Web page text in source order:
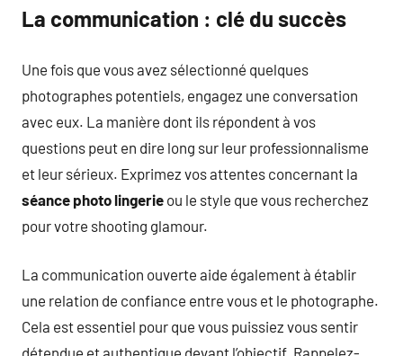
La communication : clé du succès
Une fois que vous avez sélectionné quelques
photographes potentiels, engagez une conversation
avec eux. La manière dont ils répondent à vos
questions peut en dire long sur leur professionnalisme
et leur sérieux. Exprimez vos attentes concernant la
séance photo lingerie ou le style que vous recherchez
pour votre shooting glamour.
La communication ouverte aide également à établir
une relation de confiance entre vous et le photographe.
Cela est essentiel pour que vous puissiez vous sentir
détendue et authentique devant l’objectif. Rappelez-